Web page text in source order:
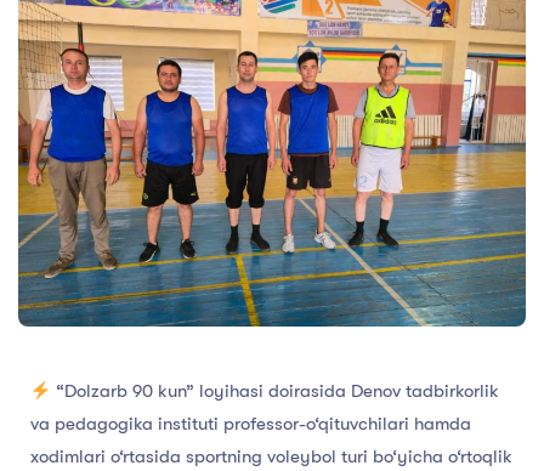
“Dolzarb 90 kun” loyihasi doirasida Denov tadbirkorlik
va pedagogika instituti professor-o‘qituvchilari hamda
xodimlari o‘rtasida sportning voleybol turi bo‘yicha o‘rtoqlik